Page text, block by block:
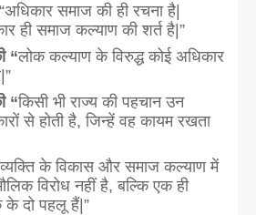
समाज की ही रचना है|
ही समाज कल्याण की शर्त है|”
“लोक कल्याण के विरुद्ध कोई अधिकार
“किसी भी राज्य की पहचान उन
से होती है, जिन्हें वह कायम रखता
के विकास और समाज कल्याण में
विरोध नहीं है, बल्कि एक ही
के दो पहलू हैं|”